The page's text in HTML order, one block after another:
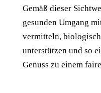
Gemäß dieser
gesunden Umgang
vermitteln,
unterstützen und so
Genuss zu einem